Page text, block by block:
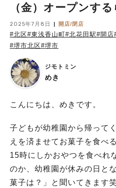
（金）オープンす
2025年7月8日 開店/閉店
#北区#東浅香山町#北花田駅#開店
#堺市北区#堺市
ジモトミン
めき
こんにちは、めきです。
子どもが幼稚園から帰って
えを済ませてお菓子を食べ
15時にしかおやつを食べれ
のか、幼稚園が休みの日と
菓子は？」と聞いてきます